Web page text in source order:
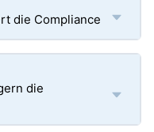
die Compliance
die